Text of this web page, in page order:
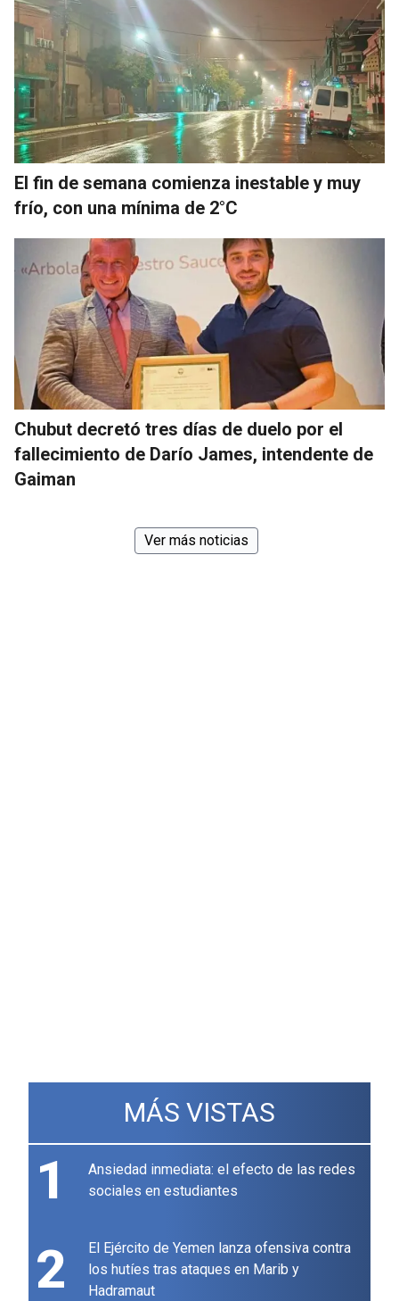
El fin de semana comienza inestable y muy
frío, con una mínima de 2°C
Chubut decretó tres días de duelo por el
fallecimiento de Darío James, intendente de
Gaiman
Ver más noticias
MÁS VISTAS
1
Ansiedad inmediata: el efecto de las redes
sociales en estudiantes
2
El Ejército de Yemen lanza ofensiva contra
los hutíes tras ataques en Marib y
Hadramaut